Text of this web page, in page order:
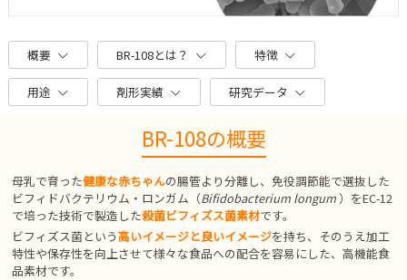
概要 BR-108とは？ 特徴
用途 剤形実績 研究データ
BR-108の概要
母乳で育った健康な赤ちゃんの腸管より分離し、免役調節能で選抜した
ビフィドバクテリウム・ロンガム（Bifidobacterium longum）をEC-12
で培った技術で製造した殺菌ビフィズス菌素材です。
ビフィズス菌という高いイメージと良いイメージを持ち、そのうえ加工
特性や保存性を向上させて様々な食品への配合を容易にした、高機能食
品素材です。